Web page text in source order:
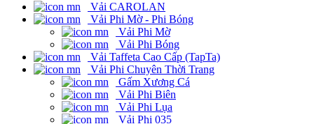
Vải CAROLAN
Vải Phi Mờ - Phi Bóng
Vải Phi Mờ
Vải Phi Bóng
Vải Taffeta Cao Cấp (TapTa)
Vải Phi Chuyên Thời Trang
Gấm Xương Cá
Vải Phi Biên
Vải Phi Lụa
Vải Phi 035